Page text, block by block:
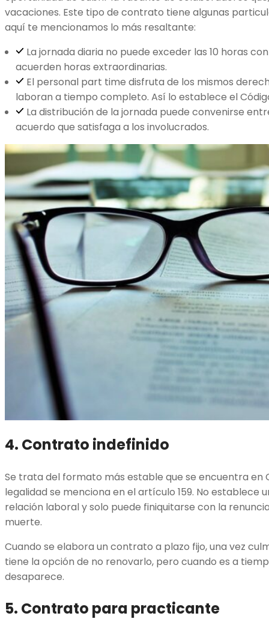
vacaciones. Este tipo de contrato tiene algunas
aquí te mencionamos lo más resaltante:
La jornada diaria no puede exceder las 10 horas
acuerden horas extraordinarias.
El personal part time disfruta de los mismos
laboran a tiempo completo. Así lo establece el
La distribución de la jornada puede convenirse
acuerdo que satisfaga a los involucrados.
4. Contrato indefinido
Se trata del formato más estable que se encuentra en
legalidad se menciona en el artículo 159. No establece
relación laboral y solo puede finiquitarse con la
muerte.
Cuando se elabora un contrato a plazo fijo, una vez
tiene la opción de no renovarlo, pero cuando es a
desaparece.
5. Contrato para practicante